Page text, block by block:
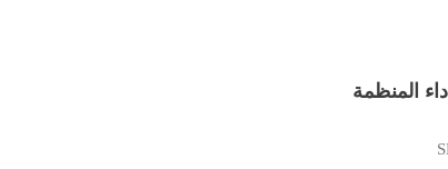
المنظمة